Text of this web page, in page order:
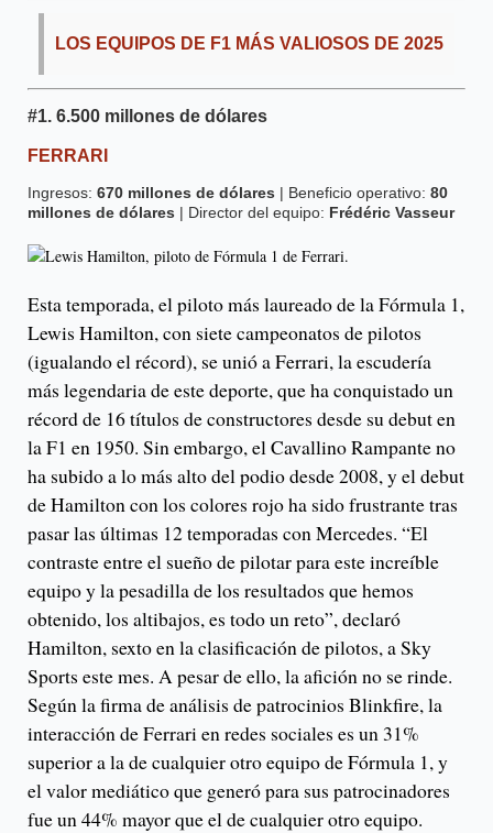
LOS EQUIPOS DE F1 MÁS VALIOSOS DE 2025
#1. 6.500 millones de dólares
FERRARI
Ingresos: 670 millones de dólares | Beneficio operativo: 80
millones de dólares | Director del equipo: Frédéric Vasseur
Esta temporada, el piloto más laureado de la Fórmula 1,
Lewis Hamilton, con siete campeonatos de pilotos
(igualando el récord), se unió a Ferrari, la escudería
más legendaria de este deporte, que ha conquistado un
récord de 16 títulos de constructores desde su debut en
la F1 en 1950. Sin embargo, el Cavallino Rampante no
ha subido a lo más alto del podio desde 2008, y el debut
de Hamilton con los colores rojo ha sido frustrante tras
pasar las últimas 12 temporadas con Mercedes. “El
contraste entre el sueño de pilotar para este increíble
equipo y la pesadilla de los resultados que hemos
obtenido, los altibajos, es todo un reto”, declaró
Hamilton, sexto en la clasificación de pilotos, a Sky
Sports este mes. A pesar de ello, la afición no se rinde.
Según la firma de análisis de patrocinios Blinkfire, la
interacción de Ferrari en redes sociales es un 31%
superior a la de cualquier otro equipo de Fórmula 1, y
el valor mediático que generó para sus patrocinadores
fue un 44% mayor que el de cualquier otro equipo.